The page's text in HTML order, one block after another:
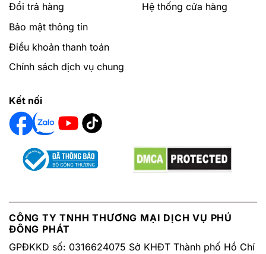
Đổi trả hàng
Bảo mật thông tin
Điều khoản thanh toán
Chính sách dịch vụ chung
Hệ thống cửa hàng
Kết nối
CÔNG TY TNHH THƯƠNG MẠI DỊCH VỤ PHÚ
ĐÔNG PHÁT
GPĐKKD số: 0316624075 Sở KHĐT Thành phố Hồ Chí